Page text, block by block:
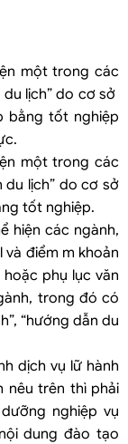
một trong các
du lịch” do cơ sở
bằng tốt nghiệp
một trong các
du lịch” do cơ sở
tốt nghiệp.
hiện các ngành,
và điểm m khoản
phụ lục văn
trong đó có
“hướng dẫn du
dịch vụ lữ hành
nêu trên thì phải
nghiệp vụ
dung đào tạo